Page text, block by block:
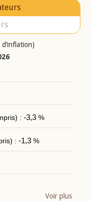
: -3,3%
: -1,3%
Voir plus